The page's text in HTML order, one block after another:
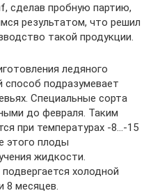
сделав пробную партию,
результатом, что решил
такой продукции.
ледяного
способ подразумевает
Специальные сорта
до февраля. Таким
при температурах -8…-15
этого плоды
жидкости.
холодной
8 месяцев.